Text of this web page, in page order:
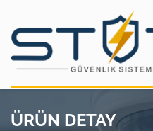
ÜRÜN DETAY